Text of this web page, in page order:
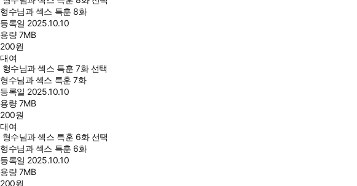
형수님과 섹스 특훈 8화
등록일 2025.10.10
용량7MB
200원
대여
형수님과 섹스 특훈 7화 선택
형수님과 섹스 특훈 7화
등록일 2025.10.10
용량7MB
200원
대여
형수님과 섹스 특훈 6화 선택
형수님과 섹스 특훈 6화
등록일 2025.10.10
용량7MB
200원